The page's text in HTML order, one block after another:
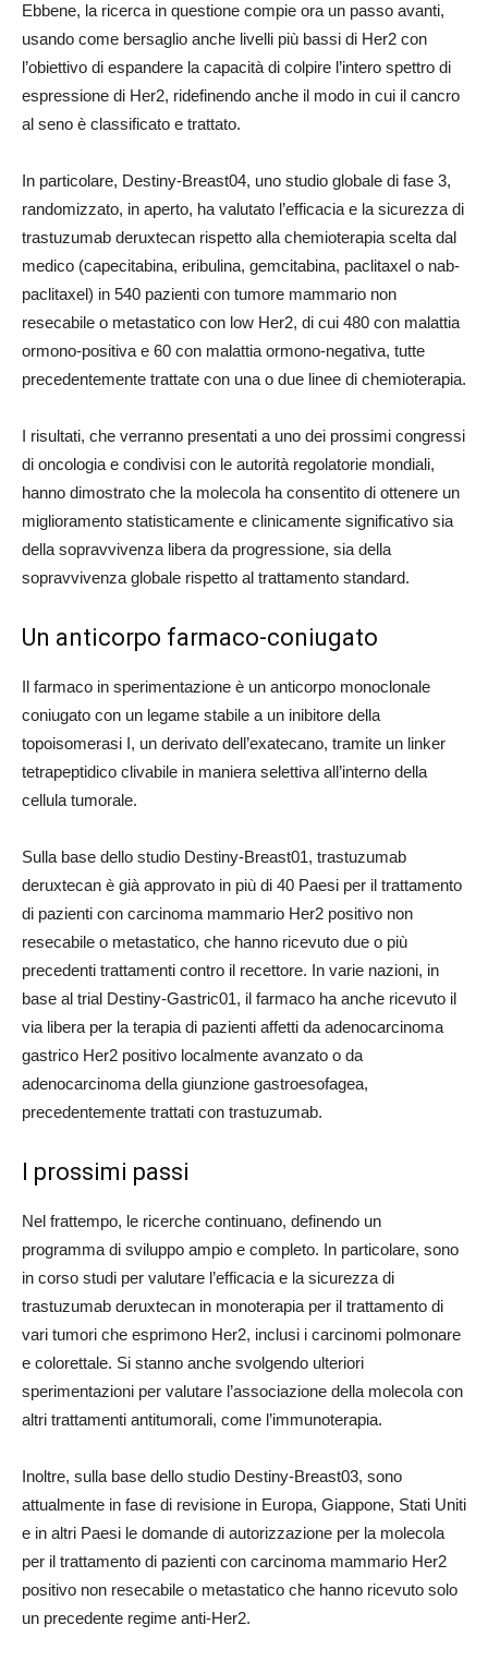
Ebbene, la ricerca in questione compie ora un passo avanti,
usando come bersaglio anche livelli più bassi di Her2 con
l’obiettivo di espandere la capacità di colpire l’intero spettro di
espressione di Her2, ridefinendo anche il modo in cui il cancro
al seno è classificato e trattato.
In particolare, Destiny-Breast04, uno studio globale di fase 3,
randomizzato, in aperto, ha valutato l’efficacia e la sicurezza di
trastuzumab deruxtecan rispetto alla chemioterapia scelta dal
medico (capecitabina, eribulina, gemcitabina, paclitaxel o nab-
paclitaxel) in 540 pazienti con tumore mammario non
resecabile o metastatico con low Her2, di cui 480 con malattia
ormono-positiva e 60 con malattia ormono-negativa, tutte
precedentemente trattate con una o due linee di chemioterapia.
I risultati, che verranno presentati a uno dei prossimi congressi
di oncologia e condivisi con le autorità regolatorie mondiali,
hanno dimostrato che la molecola ha consentito di ottenere un
miglioramento statisticamente e clinicamente significativo sia
della sopravvivenza libera da progressione, sia della
sopravvivenza globale rispetto al trattamento standard.
Un anticorpo farmaco-coniugato
Il farmaco in sperimentazione è un anticorpo monoclonale
coniugato con un legame stabile a un inibitore della
topoisomerasi I, un derivato dell’exatecano, tramite un linker
tetrapeptidico clivabile in maniera selettiva all’interno della
cellula tumorale.
Sulla base dello studio Destiny-Breast01, trastuzumab
deruxtecan è già approvato in più di 40 Paesi per il trattamento
di pazienti con carcinoma mammario Her2 positivo non
resecabile o metastatico, che hanno ricevuto due o più
precedenti trattamenti contro il recettore. In varie nazioni, in
base al trial Destiny-Gastric01, il farmaco ha anche ricevuto il
via libera per la terapia di pazienti affetti da adenocarcinoma
gastrico Her2 positivo localmente avanzato o da
adenocarcinoma della giunzione gastroesofagea,
precedentemente trattati con trastuzumab.
I prossimi passi
Nel frattempo, le ricerche continuano, definendo un
programma di sviluppo ampio e completo. In particolare, sono
in corso studi per valutare l’efficacia e la sicurezza di
trastuzumab deruxtecan in monoterapia per il trattamento di
vari tumori che esprimono Her2, inclusi i carcinomi polmonare
e colorettale. Si stanno anche svolgendo ulteriori
sperimentazioni per valutare l’associazione della molecola con
altri trattamenti antitumorali, come l’immunoterapia.
Inoltre, sulla base dello studio Destiny-Breast03, sono
attualmente in fase di revisione in Europa, Giappone, Stati Uniti
e in altri Paesi le domande di autorizzazione per la molecola
per il trattamento di pazienti con carcinoma mammario Her2
positivo non resecabile o metastatico che hanno ricevuto solo
un precedente regime anti-Her2.